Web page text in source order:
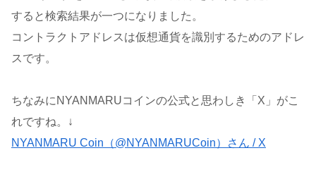
すると検索結果が一つになりました。
コントラクトアドレスは仮想通貨を識別するためのアドレ
スです。
ちなみにNYANMARUコインの公式と思わしき「X」がこ
れですね。↓
NYANMARU Coin（@NYANMARUCoin）さん / X